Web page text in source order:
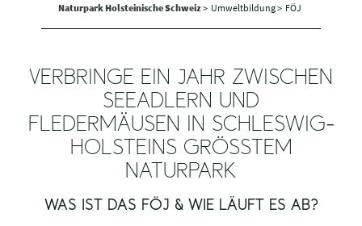
Naturpark Holsteinische Schweiz> Umweltbildung > FÖJ
VERBRINGE EIN JAHR ZWISCHEN
SEEADLERN UND
FLEDERMÄUSEN IN SCHLESWIG-
HOLSTEINS GRÖSSTEM N
ATURPARK
WAS IST DAS FÖJ & WIE LÄUFT ES AB?